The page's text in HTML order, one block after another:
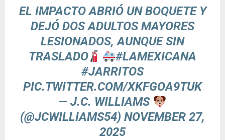
EL IMPACTO ABRIÓ UN BOQUETE Y
DEJÓ DOS ADULTOS MAYORES
LESIONADOS, AUNQUE SIN
TRASLADO
#LAMEXICANA
#JARRITOS
PIC.TWITTER.COM/XKFGOA9TUK
— J.C. WILLIAMS
(@JCWILLIAMS54) NOVEMBER 27,
2025